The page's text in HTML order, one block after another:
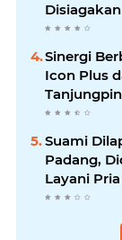
Dipercepat
Sinergi
Icon Plus
Kolaborasi
Suami
Padang,
Layani
Berulang